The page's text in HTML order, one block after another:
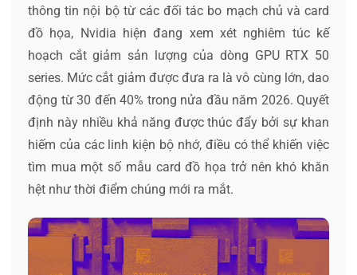
thông tin nội bộ từ các đối tác bo mạch chủ và card
đồ họa, Nvidia hiện đang xem xét nghiêm túc kế
hoạch cắt giảm sản lượng của dòng GPU RTX 50
series. Mức cắt giảm được đưa ra là vô cùng lớn, dao
động từ 30 đến 40% trong nửa đầu năm 2026. Quyết
định này nhiều khả năng được thúc đẩy bởi sự khan
hiếm của các linh kiện bộ nhớ, điều có thể khiến việc
tìm mua một số mẫu card đồ họa trở nên khó khăn
hệt như thời điểm chúng mới ra mắt.